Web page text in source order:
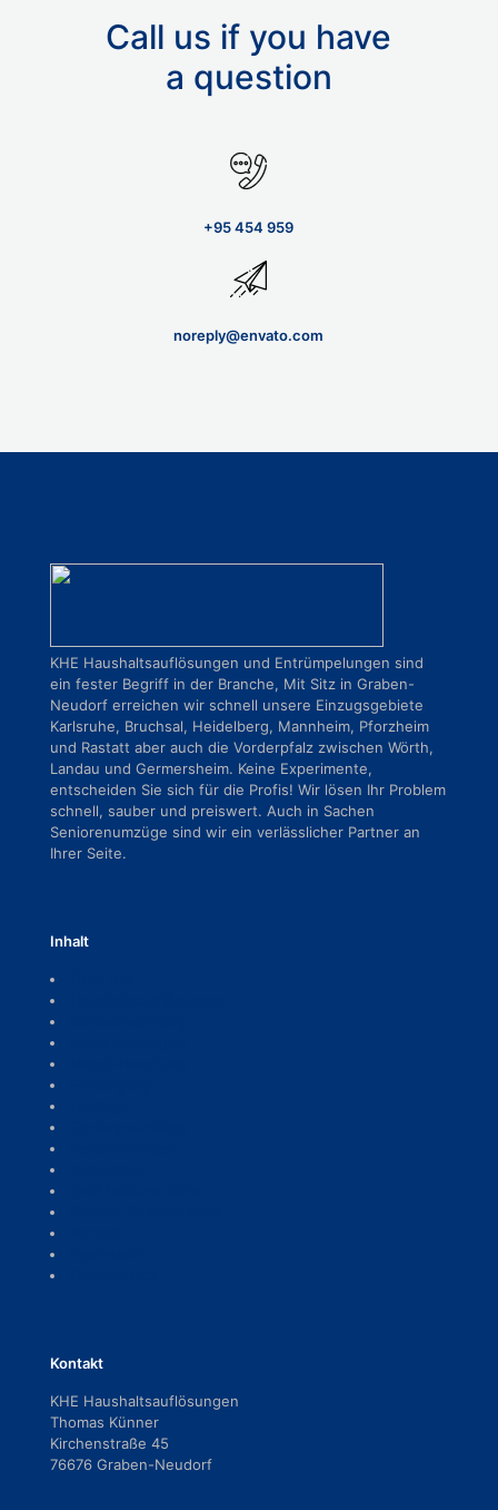
Call us if you have
a question
+95 454 959
noreply@envato.com
KHE Haushaltsauflösungen und Entrümpelungen sind
ein fester Begriff in der Branche, Mit Sitz in Graben-
Neudorf erreichen wir schnell unsere Einzugsgebiete
Karlsruhe, Bruchsal, Heidelberg, Mannheim, Pforzheim
und Rastatt aber auch die Vorderpfalz zwischen Wörth,
Landau und Germersheim. Keine Experimente,
entscheiden Sie sich für die Profis! Wir lösen Ihr Problem
schnell, sauber und preiswert. Auch in Sachen
Seniorenumzüge sind wir ein verlässlicher Partner an
Ihrer Seite.
Inhalt
Kontakt
KHE Haushaltsauflösungen
Thomas Künner
Kirchenstraße 45
76676 Graben-Neudorf